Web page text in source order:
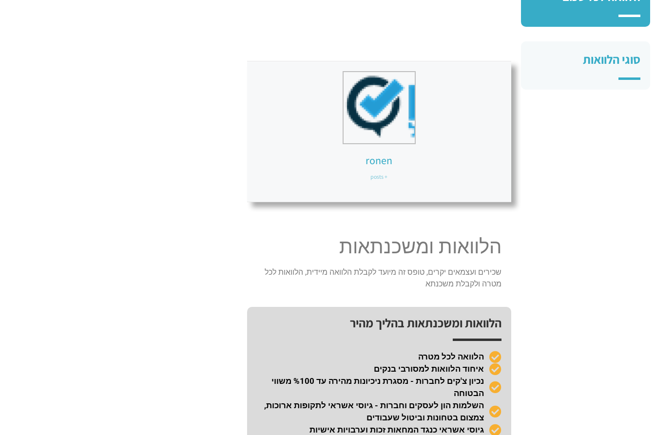
סוגי הלוואות
ronen
+ posts
הלוואות ומשכנתאות
שכירים ועצמאים יקרים, טופס זה מיועד לקבלת הלוואה מיידית, הלוואות לכל
מטרה ולקבלת משכנתא
הלוואות ומשכנתאות בהליך מהיר
הלוואה לכל מטרה
איחוד הלוואות למסורבי בנקים
נכיון צ'קים לחברות - מסגרת ניכיונות מהירה עד %100 משווי
הבטוחה
השלמות הון לעסקים וחברות - גיוסי אשראי לתקופות ארוכות,
צמצום בטחונות וביטול שעבודים
גיוסי אשראי כנגד המחאות זכות וערבויות אישיות